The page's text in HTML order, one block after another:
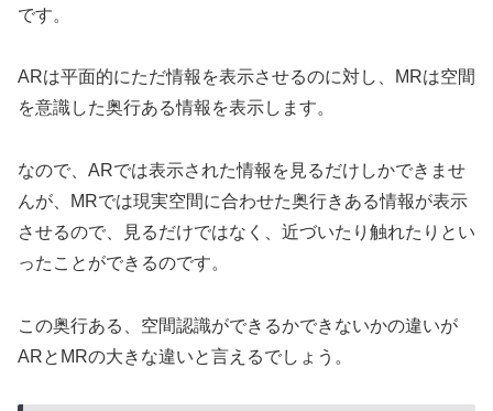
です。
ARは平面的にただ情報を表示させるのに対し、MRは空間
を意識した奥行ある情報を表示します。
なので、ARでは表示された情報を見るだけしかできませ
んが、MRでは現実空間に合わせた奥行きある情報が表示
させるので、見るだけではなく、近づいたり触れたりとい
ったことができるのです。
この奥行ある、空間認識ができるかできないかの違いが
ARとMRの大きな違いと言えるでしょう。